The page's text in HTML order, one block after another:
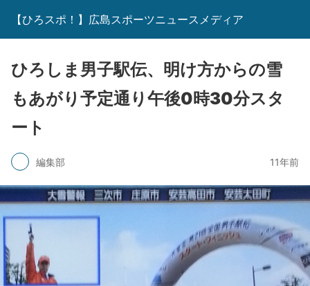
【ひろスポ！】広島スポーツニュースメディア
ひろしま男子駅伝、明け方からの雪
もあがり予定通り午後0時30分スタ
ート
編集部 11年前